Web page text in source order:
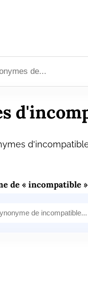
de « incompatible »